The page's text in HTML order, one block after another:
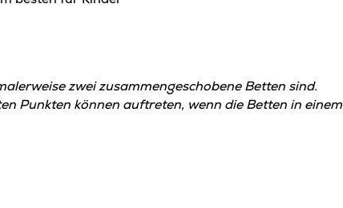
zwei zusammengeschobene Betten sind.
Punkten können auftreten, wenn die Betten in einem